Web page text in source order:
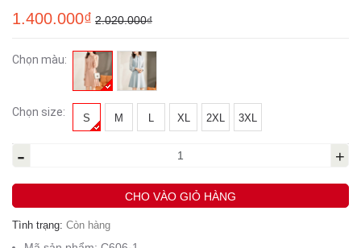
1.400.000₫ 2.020.000₫
Chọn màu:
Chọn size: S M L XL 2XL 3XL
- +
CHO VÀO GIỎ HÀNG
Tình trạng: Còn hàng